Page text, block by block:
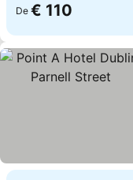
De € 110